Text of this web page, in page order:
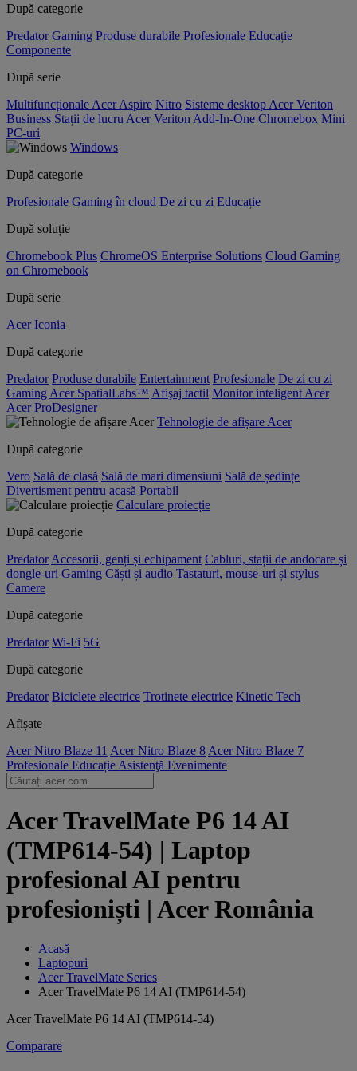
După categorie
Predator Gaming Produse durabile Profesionale Educație
Componente
După serie
Multifuncționale Acer Aspire Nitro Sisteme desktop Acer Veriton
Business Stații de lucru Acer Veriton Add-In-One Chromebox Mini
PC-uri
Windows
După categorie
Profesionale Gaming în cloud De zi cu zi Educație
După soluție
Chromebook Plus ChromeOS Enterprise Solutions Cloud Gaming
on Chromebook
După serie
Acer Iconia
După categorie
Predator Produse durabile Entertainment Profesionale De zi cu zi
Gaming Acer SpatialLabs™ Afişaj tactil Monitor inteligent Acer
Acer ProDesigner
Tehnologie de afișare Acer
După categorie
Vero Sală de clasă Sală de mari dimensiuni Sală de ședințe
Divertisment pentru acasă Portabil
Calculare proiecție
După categorie
Predator Accesorii, genți și echipament Cabluri, stații de andocare și
dongle-uri Gaming Căști și audio Tastaturi, mouse-uri și stylus
Camere
După categorie
Predator Wi-Fi 5G
După categorie
Predator Biciclete electrice Trotinete electrice Kinetic Tech
Afișate
Acer Nitro Blaze 11 Acer Nitro Blaze 8 Acer Nitro Blaze 7
Profesionale Educație Asistenţă Evenimente
Acer TravelMate P6 14 AI
(TMP614-54) | Laptop
profesional AI pentru
profesioniști | Acer România
Acasă
Laptopuri
Acer TravelMate Series
Acer TravelMate P6 14 AI (TMP614-54)
Acer TravelMate P6 14 AI (TMP614-54)
Comparare